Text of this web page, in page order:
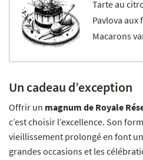
Tarte au
Pavlova
Macarons
Un cadeau d’exception
Offrir un magnum de Royale
c’est choisir l’excellence. Son
vieillissement prolongé en font
grandes occasions et les